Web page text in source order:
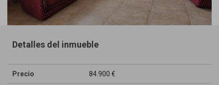
Detalles del inmueble
Precio 84.900 €